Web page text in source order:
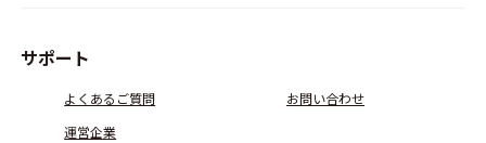
サポート
よくあるご質問
お問い合わせ
運営企業